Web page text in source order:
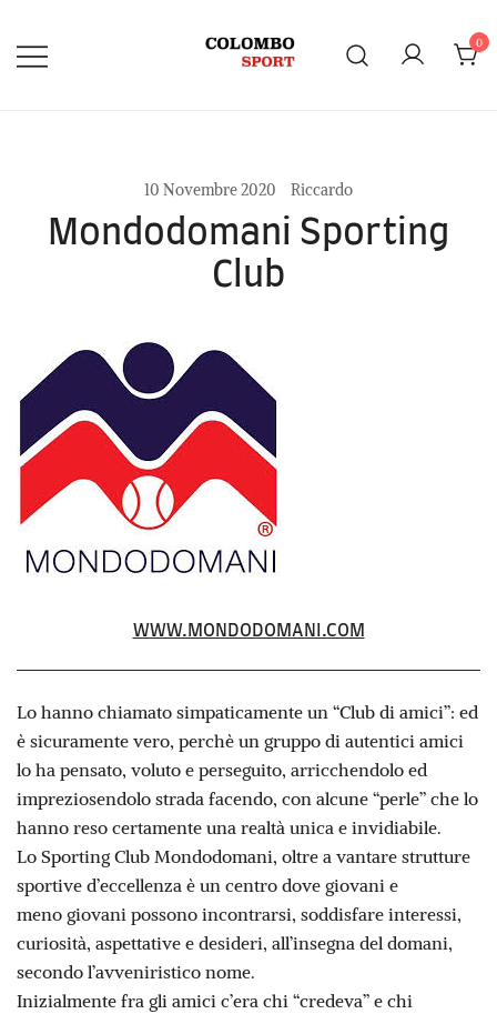
contenuto
0
10 Novembre 2020 Riccardo
Mondodomani Sporting
Club
WWW.MONDODOMANI.COM
Lo hanno chiamato simpaticamente un “Club di amici”: ed
è sicuramente vero, perchè un gruppo di autentici amici
lo ha pensato, voluto e perseguito, arricchendolo ed
impreziosendolo strada facendo, con alcune “perle” che lo
hanno reso certamente una realtà unica e invidiabile.
Lo Sporting Club Mondodomani, oltre a vantare strutture
sportive d’eccellenza è un centro dove giovani e
meno giovani possono incontrarsi, soddisfare interessi,
curiosità, aspettative e desideri, all’insegna del domani,
secondo l’avveniristico nome.
Inizialmente fra gli amici c’era chi “credeva” e chi